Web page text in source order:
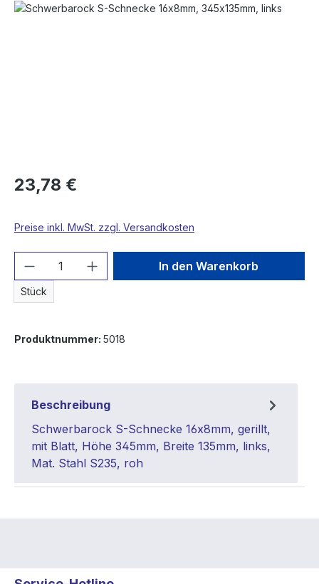
Bildergalerie überspringen
23,78 €
Preise inkl. MwSt. zzgl. Versandkosten
Produkt Anzahl: Gib den
Stück
In den Warenkorb
Produktnummer: 5018
Beschreibung
Schwerbarock S-Schnecke 16x8mm, gerillt,
mit Blatt, Höhe 345mm, Breite 135mm, links,
Mat. Stahl S235, roh